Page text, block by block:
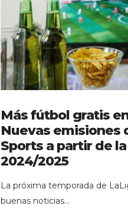
Más fútbol gratis
Nuevas emisiones
Sports a partir de
2024/2025
La próxima temporada de
buenas noticias…